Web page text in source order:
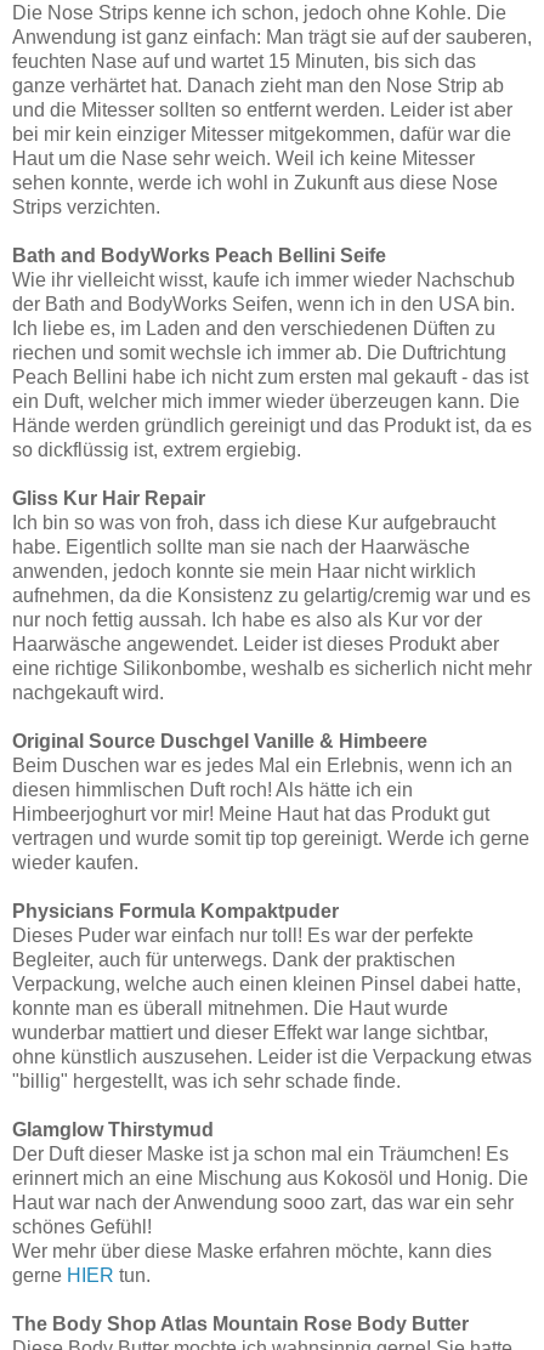
Die Nose Strips kenne ich schon, jedoch ohne Kohle. Die
Anwendung ist ganz einfach: Man trägt sie auf der sauberen,
feuchten Nase auf und wartet 15 Minuten, bis sich das
ganze verhärtet hat. Danach zieht man den Nose Strip ab
und die Mitesser sollten so entfernt werden. Leider ist aber
bei mir kein einziger Mitesser mitgekommen, dafür war die
Haut um die Nase sehr weich. Weil ich keine Mitesser
sehen konnte, werde ich wohl in Zukunft aus diese Nose
Strips verzichten.
Bath and BodyWorks Peach Bellini Seife
Wie ihr vielleicht wisst, kaufe ich immer wieder Nachschub
der Bath and BodyWorks Seifen, wenn ich in den USA bin.
Ich liebe es, im Laden and den verschiedenen Düften zu
riechen und somit wechsle ich immer ab. Die Duftrichtung
Peach Bellini habe ich nicht zum ersten mal gekauft - das ist
ein Duft, welcher mich immer wieder überzeugen kann. Die
Hände werden gründlich gereinigt und das Produkt ist, da es
so dickflüssig ist, extrem ergiebig.
Gliss Kur Hair Repair
Ich bin so was von froh, dass ich diese Kur aufgebraucht
habe. Eigentlich sollte man sie nach der Haarwäsche
anwenden, jedoch konnte sie mein Haar nicht wirklich
aufnehmen, da die Konsistenz zu gelartig/cremig war und es
nur noch fettig aussah. Ich habe es also als Kur vor der
Haarwäsche angewendet. Leider ist dieses Produkt aber
eine richtige Silikonbombe, weshalb es sicherlich nicht mehr
nachgekauft wird.
Original Source Duschgel Vanille & Himbeere
Beim Duschen war es jedes Mal ein Erlebnis, wenn ich an
diesen himmlischen Duft roch! Als hätte ich ein
Himbeerjoghurt vor mir! Meine Haut hat das Produkt gut
vertragen und wurde somit tip top gereinigt. Werde ich gerne
wieder kaufen.
Physicians Formula Kompaktpuder
Dieses Puder war einfach nur toll! Es war der perfekte
Begleiter, auch für unterwegs. Dank der praktischen
Verpackung, welche auch einen kleinen Pinsel dabei hatte,
konnte man es überall mitnehmen. Die Haut wurde
wunderbar mattiert und dieser Effekt war lange sichtbar,
ohne künstlich auszusehen. Leider ist die Verpackung etwas
"billig" hergestellt, was ich sehr schade finde.
Glamglow Thirstymud
Der Duft dieser Maske ist ja schon mal ein Träumchen! Es
erinnert mich an eine Mischung aus Kokosöl und Honig. Die
Haut war nach der Anwendung sooo zart, das war ein sehr
schönes Gefühl!
Wer mehr über diese Maske erfahren möchte, kann dies
gerne HIER tun.
The Body Shop Atlas Mountain Rose Body Butter